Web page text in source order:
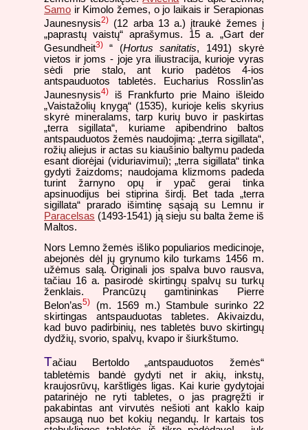
Samo ir Kimolo žemes, o jo laikais ir Serapionas
Jaunesnysis2) (12 arba 13 a.) įtraukė žemes į
„paprastų vaistų“ aprašymus. 15 a. „Gart der
Gesundheit3) “ (Hortus sanitatis, 1491) skyrė
vietos ir joms - joje yra iliustracija, kurioje vyras
sėdi prie stalo, ant kurio padėtos 4-ios
antspauduotos tabletės. Eucharius Rosslin’as
Jaunesnysis4) iš Frankfurto prie Maino išleido
„Vaistažolių knygą“ (1535), kurioje kelis skyrius
skyrė mineralams, tarp kurių buvo ir paskirtas
„terra sigillata“, kuriame apibendrino baltos
antspauduotos žemės naudojimą: „terra sigillata“,
rožių aliejus ir actas su kiaušinio baltymu padeda
esant diorėjai (viduriavimui); „terra sigillata“ tinka
gydyti žaizdoms; naudojama klizmoms padeda
turint žarnyno opų ir ypač gerai tinka
apsinuodijus bei stiprina širdį. Bet tada „terra
sigillata“ prarado išimtinę sąsają su Lemnu ir
Paracelsas (1493-1541) ją sieju su balta žeme iš
Maltos.
Nors Lemno žemės išliko populiarios medicinoje,
abejonės dėl jų grynumo kilo turkams 1456 m.
užėmus salą. Originali jos spalva buvo rausva,
tačiau 16 a. pasirodė skirtingų spalvų su turkų
ženklais. Prancūzų gamtininkas Pierre
Belon’as5) (m. 1569 m.) Stambule surinko 22
skirtingas antspauduotas tabletes. Akivaizdu,
kad buvo padirbinių, nes tabletės buvo skirtingų
dydžių, svorio, spalvų, kvapo ir šiurkštumo.
Tačiau Bertoldo „antspauduotos žemės“
tabletėmis bandė gydyti net ir akių, inkstų,
kraujosrūvų, karštligės ligas. Kai kurie gydytojai
patarinėjo ne ryti tabletes, o jas pragręžti ir
pakabintas ant virvutės nešioti ant kaklo kaip
apsaugą nuo bet kokių negandų. Ir kartais tos